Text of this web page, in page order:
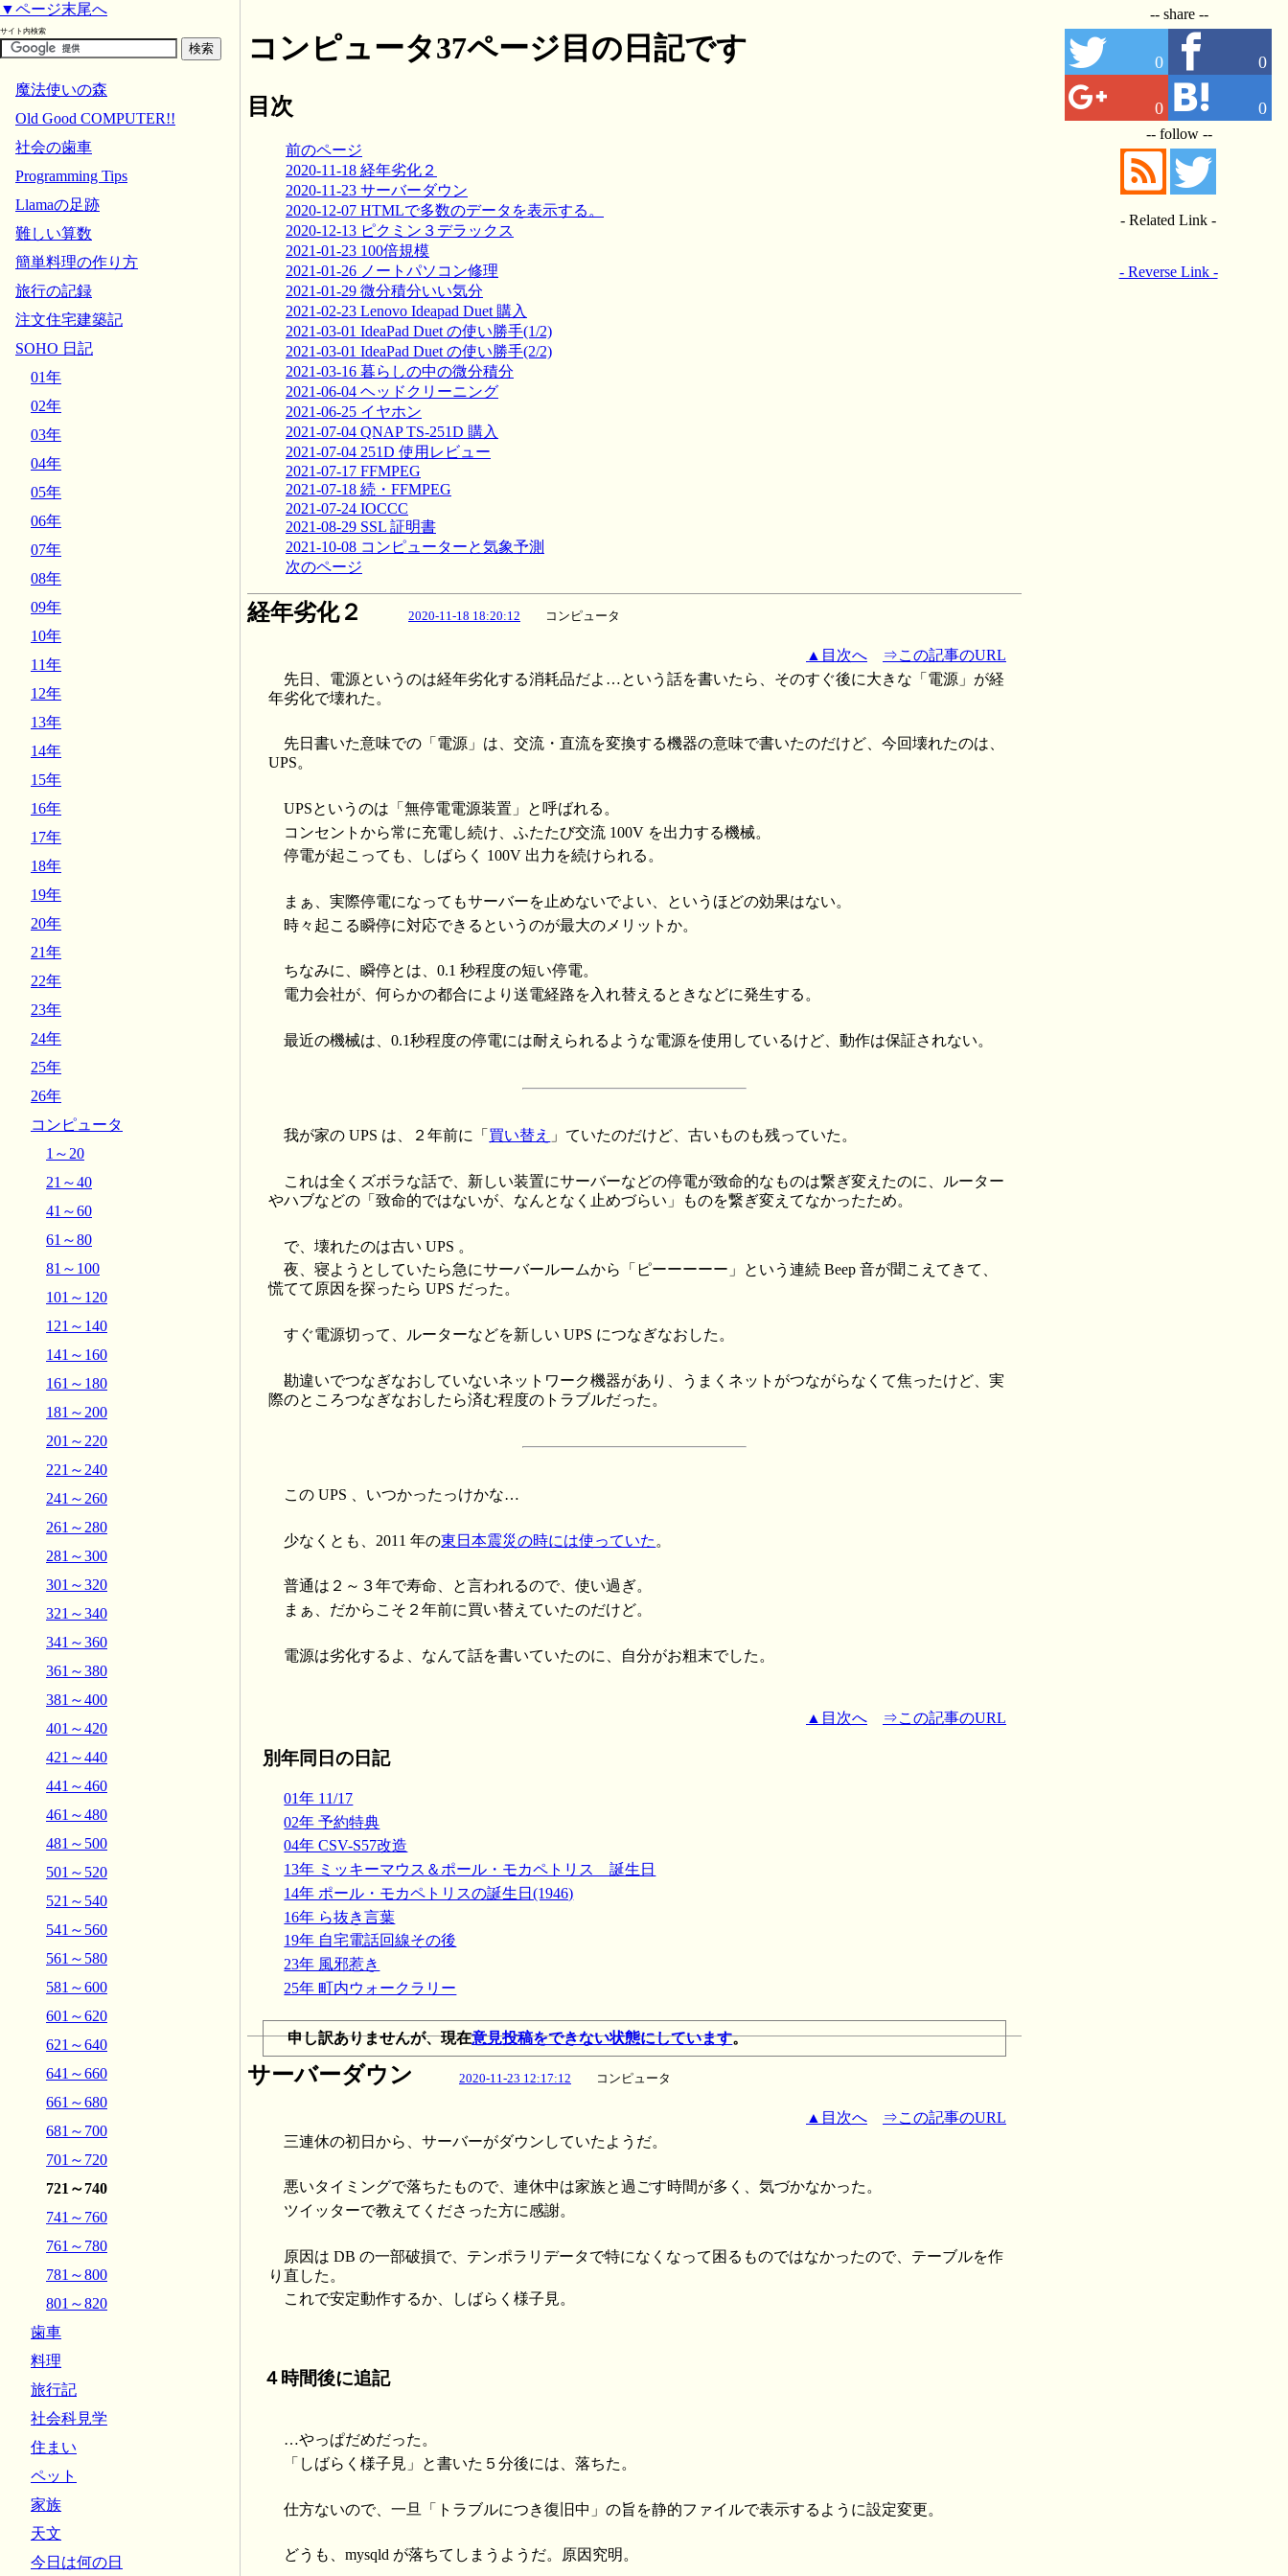
コンピュータ37ページ目の日記です
目次
前のページ
2020-11-18 経年劣化２
2020-11-23 サーバーダウン
2020-12-07 HTMLで多数のデータを表示する。
2020-12-13 ピクミン３デラックス
2021-01-23 100倍規模
2021-01-26 ノートパソコン修理
2021-01-29 微分積分いい気分
2021-02-23 Lenovo Ideapad Duet 購入
2021-03-01 IdeaPad Duet の使い勝手(1/2)
2021-03-01 IdeaPad Duet の使い勝手(2/2)
2021-03-16 暮らしの中の微分積分
2021-06-04 ヘッドクリーニング
2021-06-25 イヤホン
2021-07-04 QNAP TS-251D 購入
2021-07-04 251D 使用レビュー
2021-07-17 FFMPEG
2021-07-18 続・FFMPEG
2021-07-24 IOCCC
2021-08-29 SSL 証明書
2021-10-08 コンピューターと気象予測
次のページ
経年劣化２ 2020-11-18 18:20:12 コンピュータ
▲目次へ
⇒この記事のURL
先日、電源というのは経年劣化する消耗品だよ…という話を書いたら、そのすぐ後に大きな「電源」が経
年劣化で壊れた。
先日書いた意味での「電源」は、交流・直流を変換する機器の意味で書いたのだけど、今回壊れたのは、
UPS。
UPSというのは「無停電電源装置」と呼ばれる。
コンセントから常に充電し続け、ふたたび交流 100V を出力する機械。
停電が起こっても、しばらく 100V 出力を続けられる。
まぁ、実際停電になってもサーバーを止めないでよい、というほどの効果はない。
時々起こる瞬停に対応できるというのが最大のメリットか。
ちなみに、瞬停とは、0.1 秒程度の短い停電。
電力会社が、何らかの都合により送電経路を入れ替えるときなどに発生する。
最近の機械は、0.1秒程度の停電には耐えられるような電源を使用しているけど、動作は保証されない。
我が家の UPS は、２年前に「 買い替え 」ていたのだけど、古いものも残っていた。
これは全くズボラな話で、新しい装置にサーバーなどの停電が致命的なものは繋ぎ変えたのに、ルーター
やハブなどの「致命的ではないが、なんとなく止めづらい」ものを繋ぎ変えてなかったため。
で、壊れたのは古い UPS 。
夜、寝ようとしていたら急にサーバールームから「ピーーーーー」という連続 Beep 音が聞こえてきて、
慌てて原因を探ったら UPS だった。
すぐ電源切って、ルーターなどを新しい UPS につなぎなおした。
勘違いでつなぎなおしていないネットワーク機器があり、うまくネットがつながらなくて焦ったけど、実
際のところつなぎなおしたら済む程度のトラブルだった。
この UPS 、いつかったっけかな…
少なくとも、2011 年の東日本震災の時には使っていた 。
普通は２～３年で寿命、と言われるので、使い過ぎ。
まぁ、だからこそ２年前に買い替えていたのだけど。
電源は劣化するよ、なんて話を書いていたのに、自分がお粗末でした。
▲目次へ ⇒この記事のURL
別年同日の日記
01年 11/17
02年 予約特典
04年 CSV-S57改造
13年 ミッキーマウス＆ポール・モカペトリス 誕生日
14年 ポール・モカペトリスの誕生日(1946)
16年 ら抜き言葉
19年 自宅電話回線その後
23年 風邪惹き
25年 町内ウォークラリー
申し訳ありませんが、現在意見投稿をできない状態にしています。
サーバーダウン 2020-11-23 12:17:12 コンピュータ
▲目次へ
⇒この記事のURL
三連休の初日から、サーバーがダウンしていたようだ。
悪いタイミングで落ちたもので、連休中は家族と過ごす時間が多く、気づかなかった。
ツイッターで教えてくださった方に感謝。
原因は DB の一部破損で、テンポラリデータで特になくなって困るものではなかったので、テーブルを作
り直した。
これで安定動作するか、しばらく様子見。
４時間後に追記
…やっぱだめだった。
「しばらく様子見」と書いた５分後には、落ちた。
仕方ないので、一旦「トラブルにつき復旧中」の旨を静的ファイルで表示するように設定変更。
どうも、mysqld が落ちてしまうようだ。原因究明。
-- share --
0 0
0 0
-- follow --
- Related Link -
- Reverse Link -
▼ページ末尾へ
サイト内検索
魔法使いの森
Old Good COMPUTER!!
社会の歯車
Programming Tips
Llamaの足跡
難しい算数
簡単料理の作り方
旅行の記録
注文住宅建築記
SOHO 日記
01年
02年
03年
04年
05年
06年
07年
08年
09年
10年
11年
12年
13年
14年
15年
16年
17年
18年
19年
20年
21年
22年
23年
24年
25年
26年
コンピュータ
1～20
21～40
41～60
61～80
81～100
101～120
121～140
141～160
161～180
181～200
201～220
221～240
241～260
261～280
281～300
301～320
321～340
341～360
361～380
381～400
401～420
421～440
441～460
461～480
481～500
501～520
521～540
541～560
561～580
581～600
601～620
621～640
641～660
661～680
681～700
701～720
721～740
741～760
761～780
781～800
801～820
歯車
料理
旅行記
社会科見学
住まい
ペット
家族
天文
今日は何の日